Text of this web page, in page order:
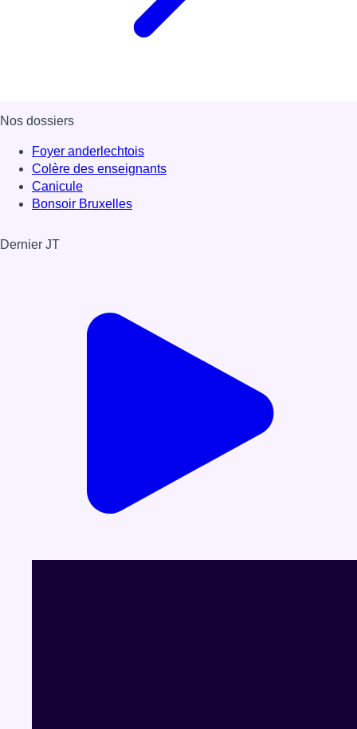
Nos dossiers
Foyer anderlechtois
Colère des enseignants
Canicule
Bonsoir Bruxelles
Dernier JT